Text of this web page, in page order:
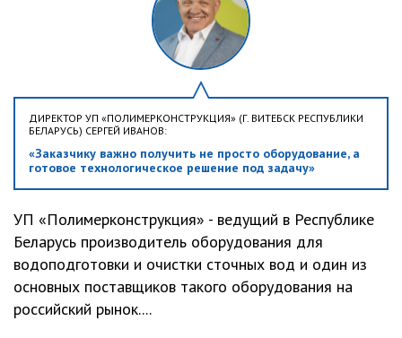
ДИРЕКТОР УП «ПОЛИМЕРКОНСТРУКЦИЯ» (Г. ВИТЕБСК РЕСПУБЛИКИ
БЕЛАРУСЬ) СЕРГЕЙ ИВАНОВ:
«Заказчику важно получить не просто оборудование, а
готовое технологическое решение под задачу»
УП «Полимерконструкция» - ведущий в Республике
Беларусь производитель оборудования для
водоподготовки и очистки сточных вод и один из
основных поставщиков такого оборудования на
российский рынок....